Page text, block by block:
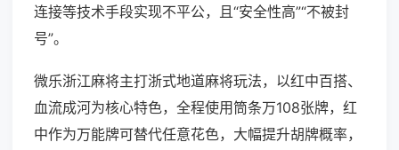
连接等技术手段实现不平公，且“安全性高”“不被封
号”。
微乐浙江麻将主打浙式地道麻将玩法，以红中百搭、
血流成河为核心特色，全程使用筒条万108张牌，红
中作为万能牌可替代任意花色，大幅提升胡牌概率，